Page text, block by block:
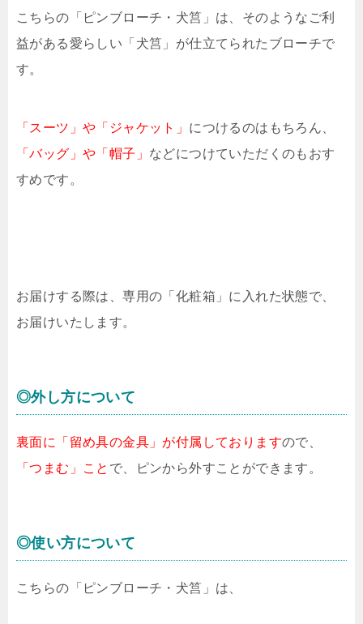
こちらの「ピンブローチ・犬筥」は、そのようなご利
益がある愛らしい「犬筥」が仕立てられたブローチで
す。
「スーツ」や「ジャケット」 につけるのはもちろん、
「バッグ」や「帽子」 などにつけていただくのもおす
すめです。
お届けする際は、専用の「化粧箱」に入れた状態で、
お届けいたします。
◎外し方について
裏面に「留め具の金具」が付属しておりますので、
「つまむ」こと で、ピンから外すことができます。
◎使い方について
こちらの「ピンブローチ・犬筥」は、